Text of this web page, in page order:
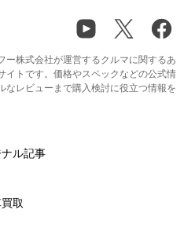
ー株式会社が運営するクルマに関するあ
イトです。価格やスペックなどの公式情
なレビューまで購入検討に役立つ情報を
ル記事
取